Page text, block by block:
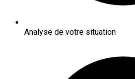
Analyse de votre situation